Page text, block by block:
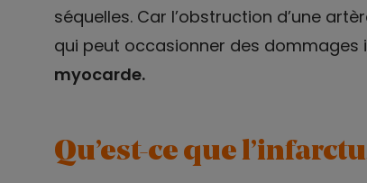
séquelles. Car l’obstruction d’une
qui peut occasionner des dommages
myocarde.
Qu’est-ce que